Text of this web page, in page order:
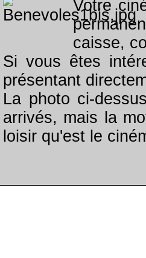
Votre
caisse,
Si vous êtes
présentant
La photo ci-
arrivés, mais la
loisir qu'est le